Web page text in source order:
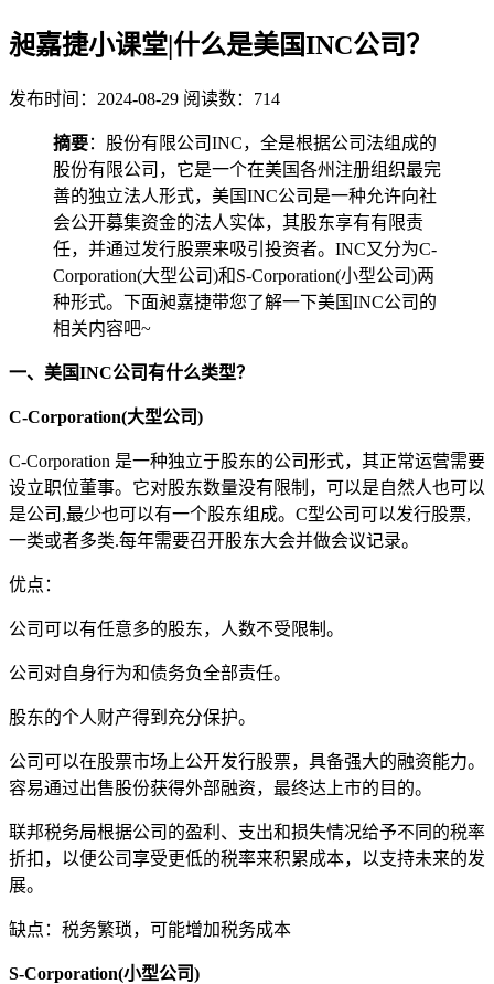
昶嘉捷小课堂|什么是美国INC公司？
发布时间：2024-08-29 阅读数：714
摘要：股份有限公司INC，全是根据公司法组成的
股份有限公司，它是一个在美国各州注册组织最完
善的独立法人形式，美国INC公司是一种允许向社
会公开募集资金的法人实体，其股东享有有限责
任，并通过发行股票来吸引投资者。INC又分为C-
Corporation(大型公司)和S-Corporation(小型公司)两
种形式。下面昶嘉捷带您了解一下美国INC公司的
相关内容吧~
一、美国INC公司有什么类型？
C-Corporation(大型公司)
C-Corporation 是一种独立于股东的公司形式，其正常运营需要
设立职位董事。它对股东数量没有限制，可以是自然人也可以
是公司,最少也可以有一个股东组成。C型公司可以发行股票,
一类或者多类.每年需要召开股东大会并做会议记录。
优点：
公司可以有任意多的股东，人数不受限制。
公司对自身行为和债务负全部责任。
股东的个人财产得到充分保护。
公司可以在股票市场上公开发行股票，具备强大的融资能力。
容易通过出售股份获得外部融资，最终达上市的目的。
联邦税务局根据公司的盈利、支出和损失情况给予不同的税率
折扣，以便公司享受更低的税率来积累成本，以支持未来的发
展。
缺点：税务繁琐，可能增加税务成本
S-Corporation(小型公司)